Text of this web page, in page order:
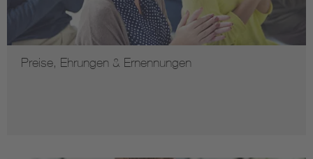
Preise, Ehrungen & Ernennungen